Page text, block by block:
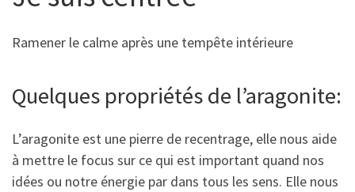
Ramener le calme après une tempête intérieure
Quelques propriétés de l’aragonite:
L’aragonite est une pierre de recentrage, elle nous aide
à mettre le focus sur ce qui est important quand nos
idées ou notre énergie par dans tous les sens. Elle nous